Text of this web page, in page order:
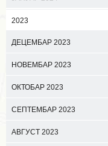
2023
ДЕЦЕМБАР 2023
НОВЕМБАР 2023
ОКТОБАР 2023
СЕПТЕМБАР 2023
АВГУСТ 2023